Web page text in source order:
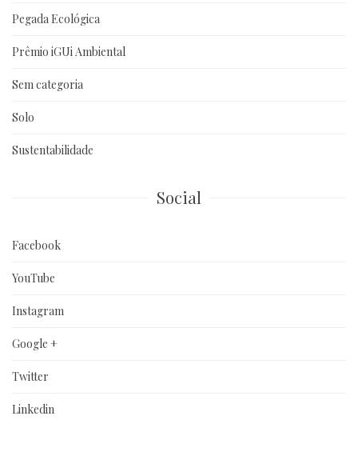
Pegada Ecológica
Prêmio iGUi Ambiental
Sem categoria
Solo
Sustentabilidade
Social
Facebook
YouTube
Instagram
Google +
Twitter
Linkedin